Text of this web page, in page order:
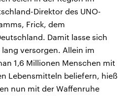
Direktor des UNO-
Frick, dem
Damit lasse sich
versorgen. Allein im
1,6 Millionen Menschen mit
Lebensmitteln beliefern, hieß
nun mit der Waffenruhe